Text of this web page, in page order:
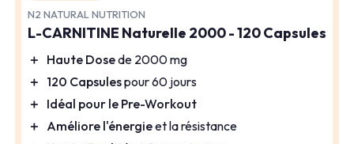
N2 NATURAL NUTRITION
L-CARNITINE Naturelle 2000 - 120 Capsules
＋ Haute Dosede 2000 mg
＋ 120 Capsulespour 60 jours
＋ Idéal pour le Pre-Workout
＋ Améliore l'énergieet la résistance